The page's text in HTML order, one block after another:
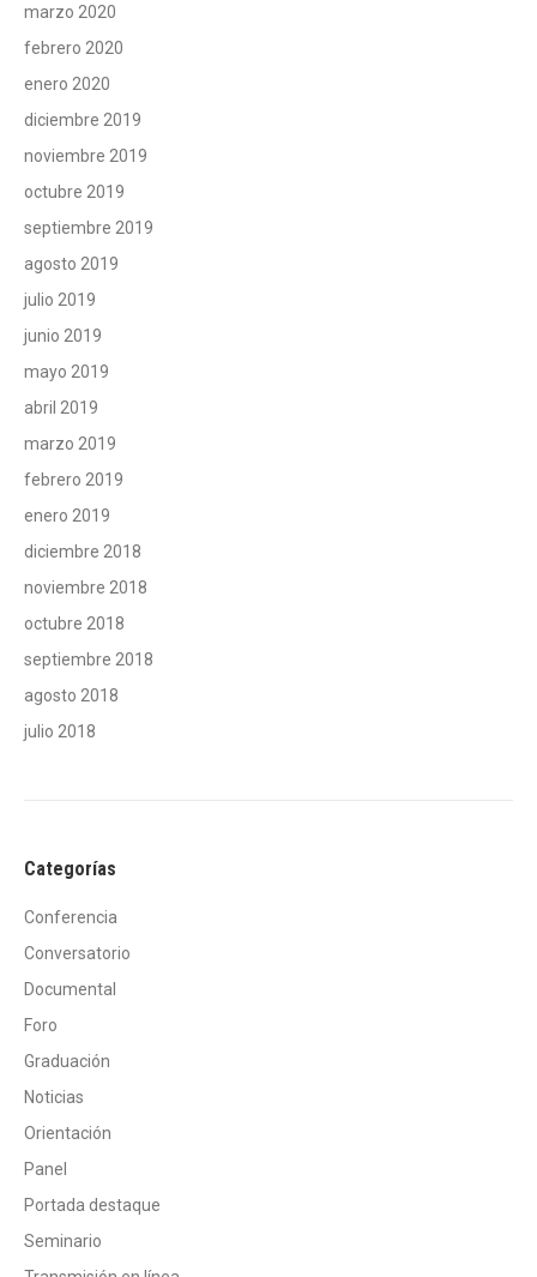
marzo 2020
febrero 2020
enero 2020
diciembre 2019
noviembre 2019
octubre 2019
septiembre 2019
agosto 2019
julio 2019
junio 2019
mayo 2019
abril 2019
marzo 2019
febrero 2019
enero 2019
diciembre 2018
noviembre 2018
octubre 2018
septiembre 2018
agosto 2018
julio 2018
Categorías
Conferencia
Conversatorio
Documental
Foro
Graduación
Noticias
Orientación
Panel
Portada destaque
Seminario